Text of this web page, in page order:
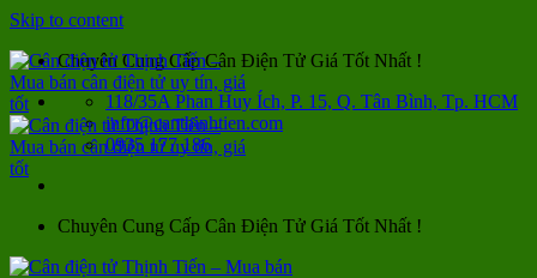
Skip to content
Chuyên Cung Cấp Cân Điện Tử Giá Tốt Nhất !
118/35A Phan Huy Ích, P. 15, Q. Tân Bình, Tp. HCM
info@canthinhtien.com
0935 177 186
Chuyên Cung Cấp Cân Điện Tử Giá Tốt Nhất !